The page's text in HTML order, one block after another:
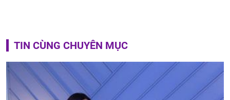
TIN CÙNG CHUYÊN MỤC